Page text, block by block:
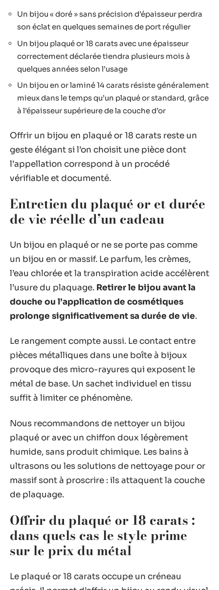
Un bijou « doré » sans précision d’épaisseur perdra
son éclat en quelques semaines de port régulier
Un bijou plaqué or 18 carats avec une épaisseur
correctement déclarée tiendra plusieurs mois à
quelques années selon l’usage
Un bijou en or laminé 14 carats résiste généralement
mieux dans le temps qu’un plaqué or standard, grâce
à l’épaisseur supérieure de la couche d’or
Offrir un bijou en plaqué or 18 carats reste un
geste élégant si l’on choisit une pièce dont
l’appellation correspond à un procédé
vérifiable et documenté.
Entretien du plaqué or et durée
de vie réelle d’un cadeau
Un bijou en plaqué or ne se porte pas comme
un bijou en or massif. Le parfum, les crèmes,
l’eau chlorée et la transpiration acide accélèrent
l’usure du plaquage. Retirer le bijou avant la
douche ou l’application de cosmétiques
prolonge significativement sa durée de vie.
Le rangement compte aussi. Le contact entre
pièces métalliques dans une boîte à bijoux
provoque des micro-rayures qui exposent le
métal de base. Un sachet individuel en tissu
suffit à limiter ce phénomène.
Nous recommandons de nettoyer un bijou
plaqué or avec un chiffon doux légèrement
humide, sans produit chimique. Les bains à
ultrasons ou les solutions de nettoyage pour or
massif sont à proscrire : ils attaquent la couche
de plaquage.
Offrir du plaqué or 18 carats :
dans quels cas le style prime
sur le prix du métal
Le plaqué or 18 carats occupe un créneau